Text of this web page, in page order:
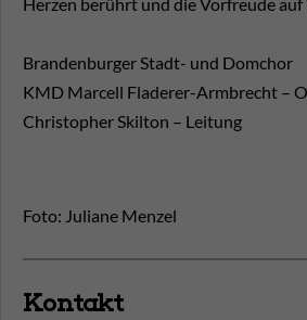
Herzen berührt und die Vorfreude
Brandenburger Stadt- und Domchor
KMD Marcell Fladerer-Armbrecht –
Christopher Skilton – Leitung
Foto: Juliane Menzel
Kontakt